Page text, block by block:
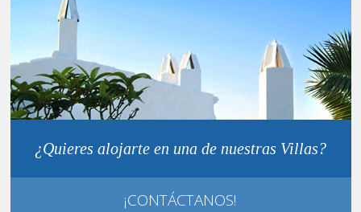
¿Quieres alojarte en una de nuestras Villas?
¡CONTÁCTANOS!